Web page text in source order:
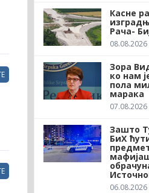
Касне
Рача-
Зора
ко нам
пола
марака
Зашто
БиХ